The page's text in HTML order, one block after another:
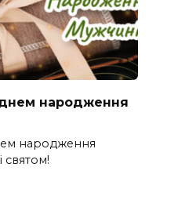
днем народження
народження
святом!